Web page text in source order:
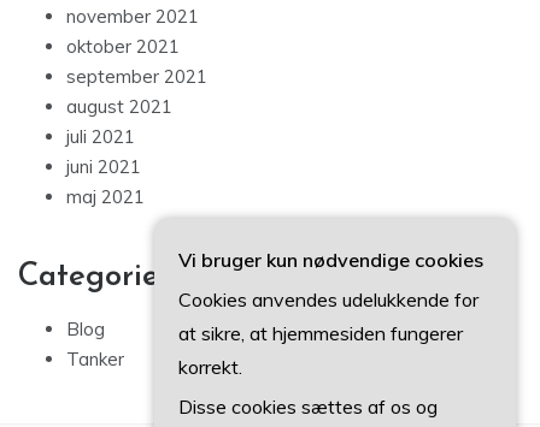
november 2021
oktober 2021
september 2021
august 2021
juli 2021
juni 2021
maj 2021
Categories
Blog
Tanker
Vi bruger kun nødvendige cookies
Cookies anvendes udelukkende for
at sikre, at hjemmesiden fungerer
korrekt.
Disse cookies sættes af os og